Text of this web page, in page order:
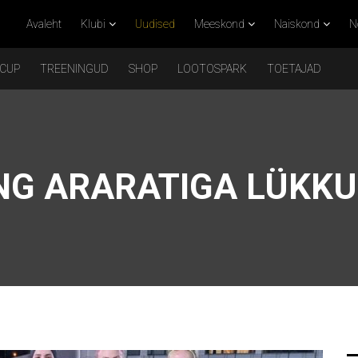
Avaleht Klubi Uudised Meeskond Naiskond
TREENINGUD SHOP LOOTOSPARK TOETAJAD
ARARATIGA